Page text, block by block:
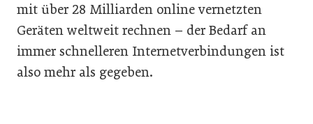
mit über 28 Milliarden online vernetzten
Geräten weltweit rechnen – der Bedarf an
immer schnelleren Internetverbindungen ist
also mehr als gegeben.